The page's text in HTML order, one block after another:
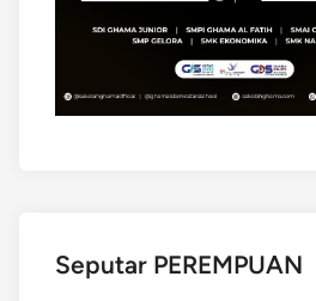
Seputar PEREMPUAN